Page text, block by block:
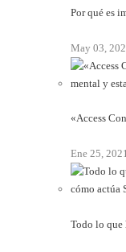
Por qué es
May 03,
«Access
Ene 25,
Todo lo que